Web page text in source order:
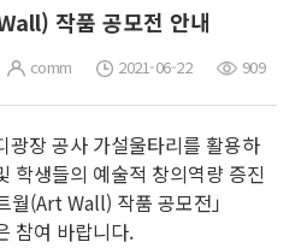
작품 공모전 안내
comm 2021-06-22 909
광장 공사 가설울타리를 활용하
학생들의 예술적 창의역량 증진
월(Art Wall) 작품 공모전」
참여 바랍니다.